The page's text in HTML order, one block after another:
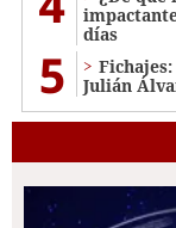
días
5
Julián